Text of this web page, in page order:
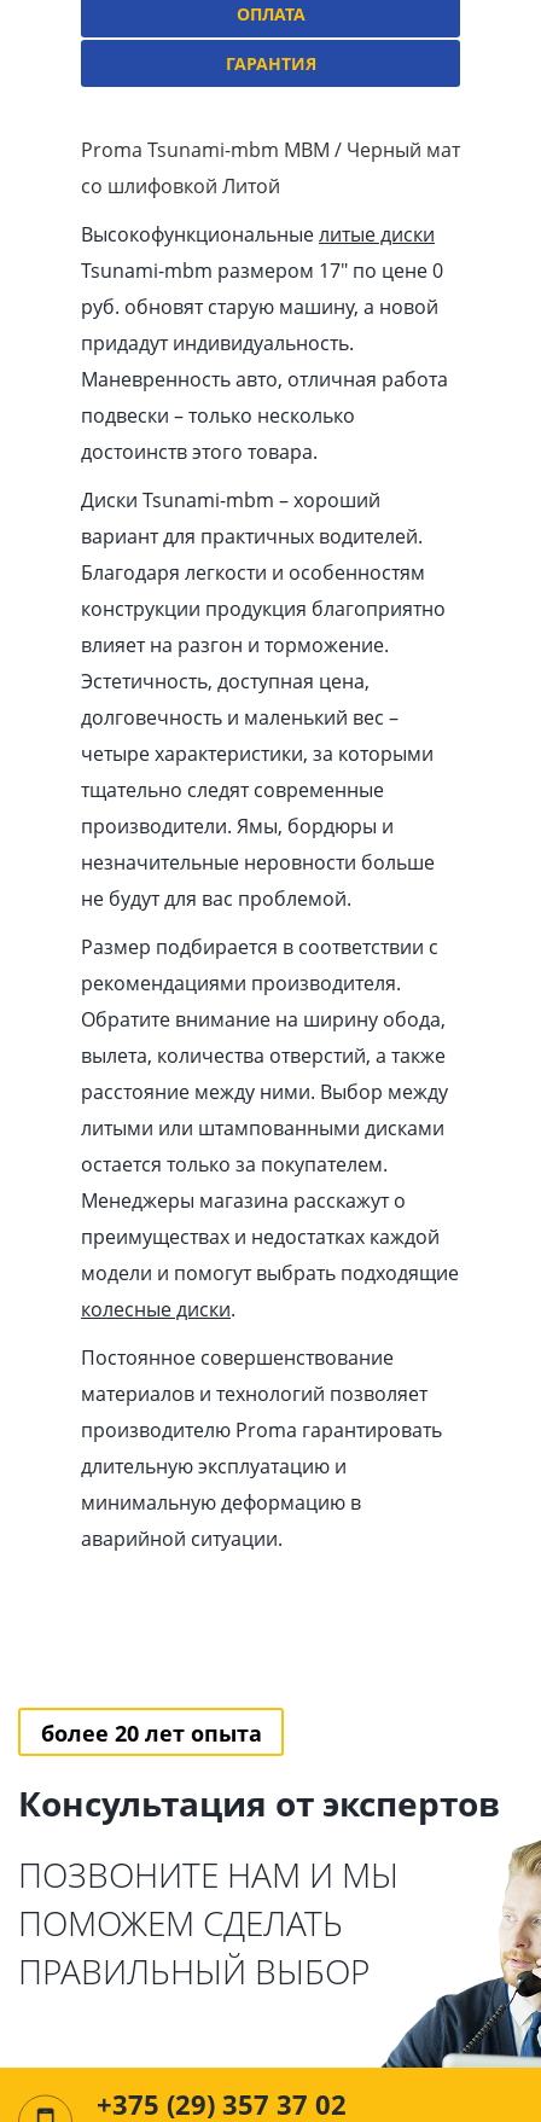
ОПЛАТА
ГАРАНТИЯ
Proma Tsunami-mbm MBM / Черный мат
со шлифовкой Литой
Высокофункциональныелитые диски
Tsunami-mbm размером 17″ по цене 0
руб. обновят старую машину, а новой
придадут индивидуальность.
Маневренность авто, отличная работа
подвески – только несколько
достоинств этого товара.
Диски Tsunami-mbm – хороший
вариант для практичных водителей.
Благодаря легкости и особенностям
конструкции продукция благоприятно
влияет на разгон и торможение.
Эстетичность, доступная цена,
долговечность и маленький вес –
четыре характеристики, за которыми
тщательно следят современные
производители. Ямы, бордюры и
незначительные неровности больше
не будут для вас проблемой.
Размер подбирается в соответствии с
рекомендациями производителя.
Обратите внимание на ширину обода,
вылета, количества отверстий, а также
расстояние между ними. Выбор между
литыми или штампованными дисками
остается только за покупателем.
Менеджеры магазина расскажут о
преимуществах и недостатках каждой
модели и помогут выбрать подходящие
колесные диски.
Постоянное совершенствование
материалов и технологий позволяет
производителю Proma гарантировать
длительную эксплуатацию и
минимальную деформацию в
аварийной ситуации.
более 20 лет опыта
Консультация от экспертов
ПОЗВОНИТЕ НАМ И МЫ
ПОМОЖЕМ СДЕЛАТЬ
ПРАВИЛЬНЫЙ ВЫБОР
+375 (29) 357 37 02